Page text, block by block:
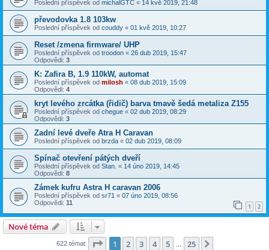
Poslední příspěvek od michalGTC « 14 kvě 2019, 21:48
převodovka 1.8 103kw
Poslední příspěvek od couddy « 01 kvě 2019, 10:27
Reset /zmena firmware/ UHP
Poslední příspěvek od troodon « 26 dub 2019, 15:47
Odpovědi: 3
K: Zafira B, 1.9 110kW, automat
Poslední příspěvek od milosh « 08 dub 2019, 15:09
Odpovědi: 4
kryt levého zrcátka (řidič) barva tmavě šedá metaliza Z155
Poslední příspěvek od chegue « 02 dub 2019, 08:29
Odpovědi: 3
Zadní levé dveře Atra H Caravan
Poslední příspěvek od brzda « 02 dub 2019, 08:09
Spínač otevření pátých dveří
Poslední příspěvek od Stan. « 14 úno 2019, 14:45
Odpovědi: 8
Zámek kufru Astra H caravan 2006
Poslední příspěvek od sr71 « 07 úno 2019, 08:56
Odpovědi: 11 1 2
Nové téma
622 témat Stránka z 25
1 2 3 4 5 25